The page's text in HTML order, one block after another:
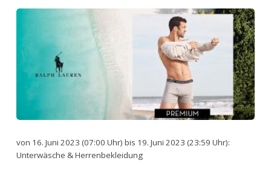
von 16. Juni 2023 (07:00 Uhr) bis 19. Juni 2023 (23:59 Uhr):
Unterwäsche & Herrenbekleidung